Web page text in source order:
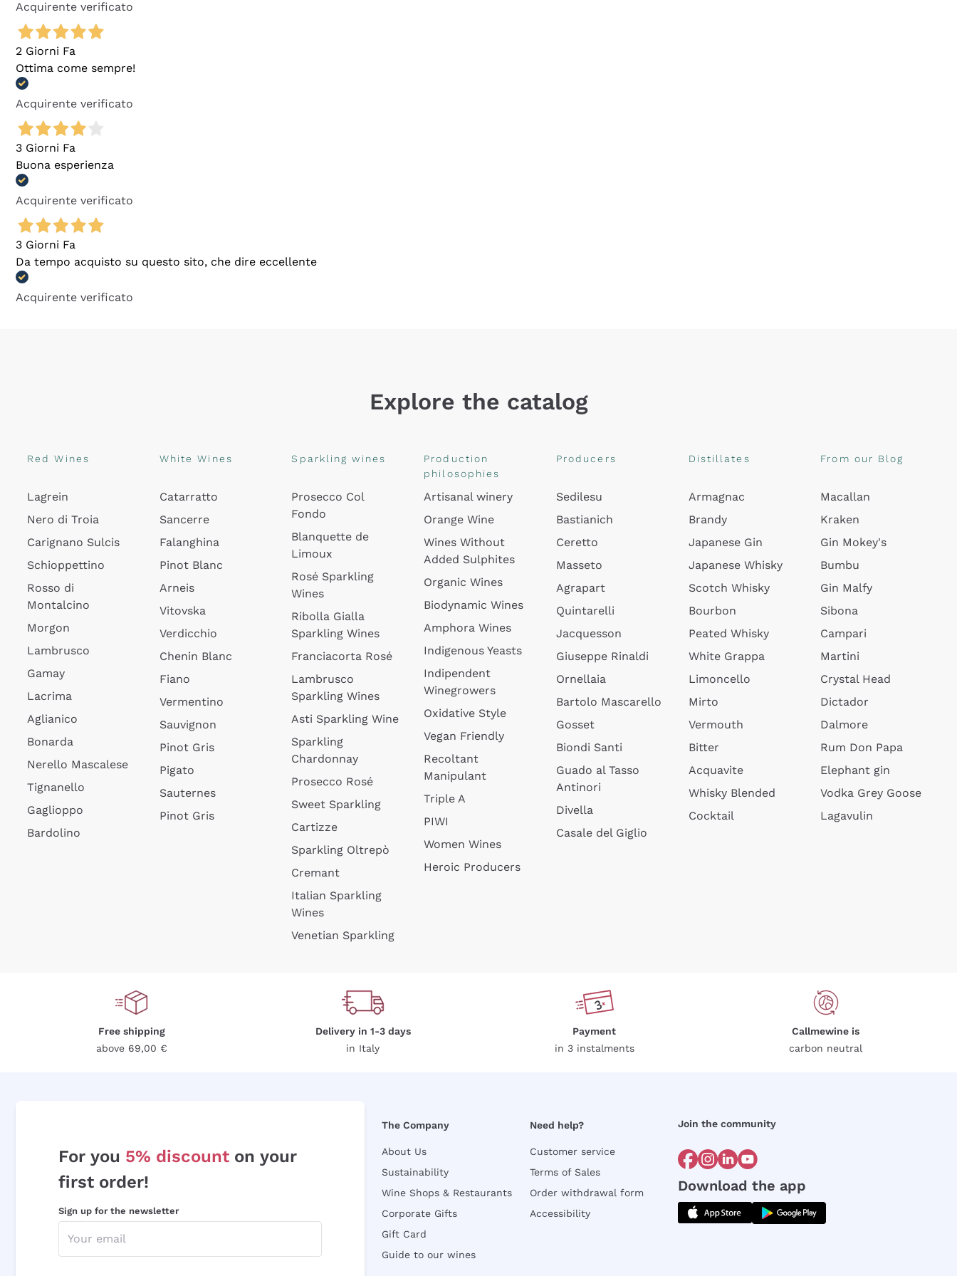
Acquirente verificato
2 Giorni Fa
Ottima come sempre!
Acquirente verificato
3 Giorni Fa
Buona esperienza
Acquirente verificato
3 Giorni Fa
Da tempo acquisto su questo sito, che dire eccellente
Acquirente verificato
Explore the catalog
Red Wines
Lagrein
Nero di Troia
Carignano Sulcis
Schioppettino
Rosso di
Montalcino
Morgon
Lambrusco
Gamay
Lacrima
Aglianico
Bonarda
Nerello Mascalese
Tignanello
Gaglioppo
Bardolino
White Wines
Catarratto
Sancerre
Falanghina
Pinot Blanc
Arneis
Vitovska
Verdicchio
Chenin Blanc
Fiano
Vermentino
Sauvignon
Pinot Gris
Pigato
Sauternes
Pinot Gris
Sparkling wines
Prosecco Col
Fondo
Blanquette de
Limoux
Rosé Sparkling
Wines
Ribolla Gialla
Sparkling Wines
Franciacorta Rosé
Lambrusco
Sparkling Wines
Asti Sparkling Wine
Sparkling
Chardonnay
Prosecco Rosé
Sweet Sparkling
Cartizze
Sparkling Oltrepò
Cremant
Italian Sparkling
Wines
Venetian Sparkling
Production
philosophies
Artisanal winery
Orange Wine
Wines Without
Added Sulphites
Organic Wines
Biodynamic Wines
Amphora Wines
Indigenous Yeasts
Indipendent
Winegrowers
Oxidative Style
Vegan Friendly
Recoltant
Manipulant
Triple A
PIWI
Women Wines
Heroic Producers
Producers
Sedilesu
Bastianich
Ceretto
Masseto
Agrapart
Quintarelli
Jacquesson
Giuseppe Rinaldi
Ornellaia
Bartolo Mascarello
Gosset
Biondi Santi
Guado al Tasso
Antinori
Divella
Casale del Giglio
Distillates
Armagnac
Brandy
Japanese Gin
Japanese Whisky
Scotch Whisky
Bourbon
Peated Whisky
White Grappa
Limoncello
Mirto
Vermouth
Bitter
Acquavite
Whisky Blended
Cocktail
From our Blog
Macallan
Kraken
Gin Mokey's
Bumbu
Gin Malfy
Sibona
Campari
Martini
Crystal Head
Dictador
Dalmore
Rum Don Papa
Elephant gin
Vodka Grey Goose
Lagavulin
Free shipping
above 69,00 €
Delivery in 1-3 days
in Italy
Payment
in 3 instalments
Callmewine is
carbon neutral
For you 5% discount on your
first order!
Sign up for the newsletter
The Company
About Us
Sustainability
Wine Shops & Restaurants
Corporate Gifts
Gift Card
Guide to our wines
Need help?
Customer service
Terms of Sales
Order withdrawal form
Accessibility
Join the community
Download the app